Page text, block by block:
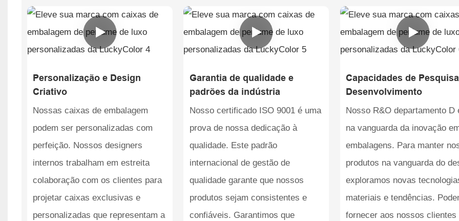
Personalização e Design
Criativo
Nossas caixas de embalagem
podem ser personalizadas com
perfeição. Nossos designers
internos trabalham em estreita
colaboração com os clientes para
projetar caixas exclusivas e
personalizadas que representam a
Garantia de qualidade e
padrões da indústria
Nosso certificado ISO 9001 é uma
prova de nossa dedicação à
qualidade. Este padrão
internacional de gestão de
qualidade garante que nossos
produtos sejam consistentes e
confiáveis. Garantimos que
Capacidades de
Desenvolvimento
Nosso R&O departamento D
na vanguarda da inovação
embalagens. Para manter
produtos na vanguarda do
exploramos novas
materiais e tendências.
fornecer aos nossos clientes